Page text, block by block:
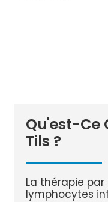
Qu'est-Ce
Tils ?
La thérapie par
lymphocytes